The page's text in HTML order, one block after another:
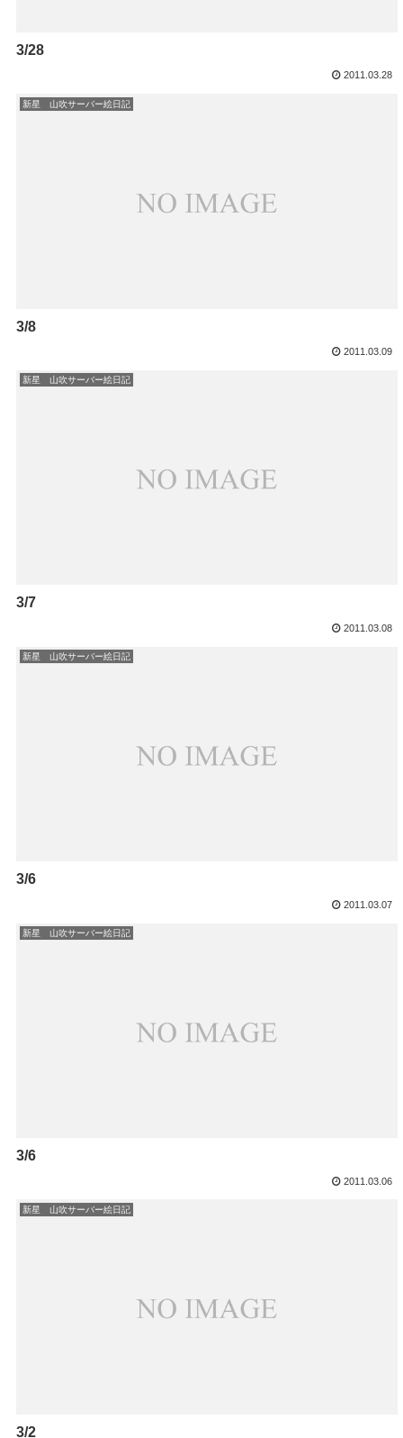
3/28
2011.03.28
新星 山吹サーバー絵日記
3/8
2011.03.09
新星 山吹サーバー絵日記
3/7
2011.03.08
新星 山吹サーバー絵日記
3/6
2011.03.07
新星 山吹サーバー絵日記
3/6
2011.03.06
新星 山吹サーバー絵日記
3/2